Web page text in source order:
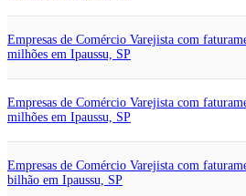
Empresas de Comércio Varejista com
milhões em Ipaussu, SP
Empresas de Comércio Varejista com
milhões em Ipaussu, SP
Empresas de Comércio Varejista com
bilhão em Ipaussu, SP